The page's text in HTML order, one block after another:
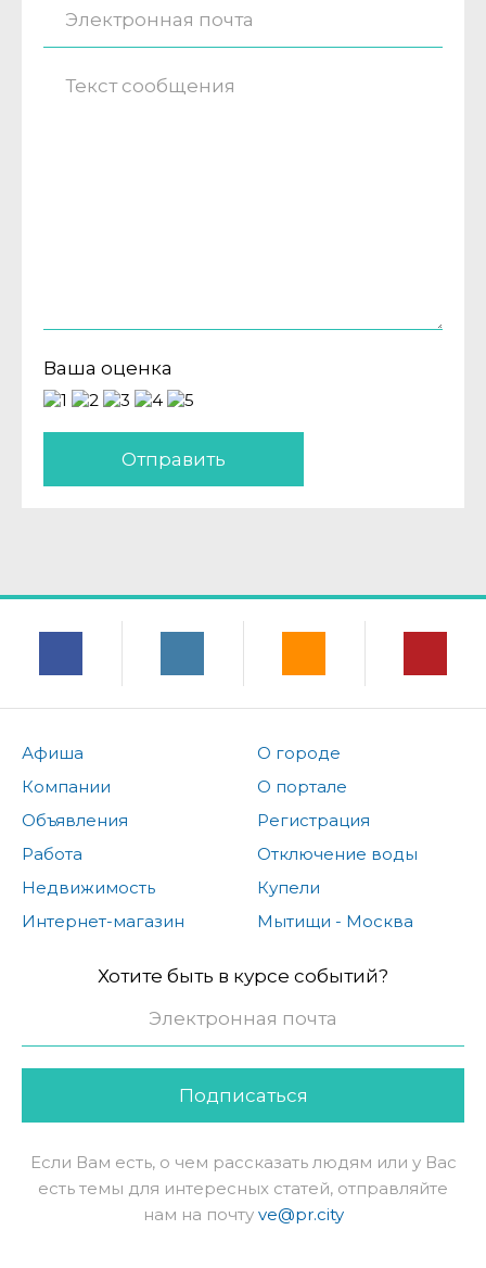
Ваша оценка
Отправить
Афиша
Компании
Объявления
Работа
Недвижимость
Интернет-магазин
О городе
О портале
Регистрация
Отключение воды
Купели
Мытищи - Москва
Хотите быть в курсе событий?
Подписаться
Если Вам есть, о чем рассказать людям или у Вас
есть темы для интересных статей, отправляйте
нам на почту ve@pr.city